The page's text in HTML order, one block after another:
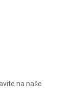
na naše